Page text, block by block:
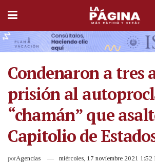
Condenaron a tres
prisión al
“chamán” que
Capitolio de
porAgencias miércoles, 17 noviembre 2021 1:52